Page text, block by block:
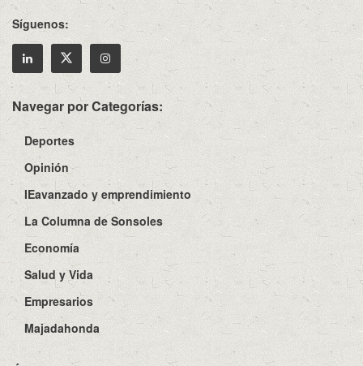
Síguenos:
Navegar por Categorías:
Deportes
Opinión
IEavanzado y emprendimiento
La Columna de Sonsoles
Economía
Salud y Vida
Empresarios
Majadahonda